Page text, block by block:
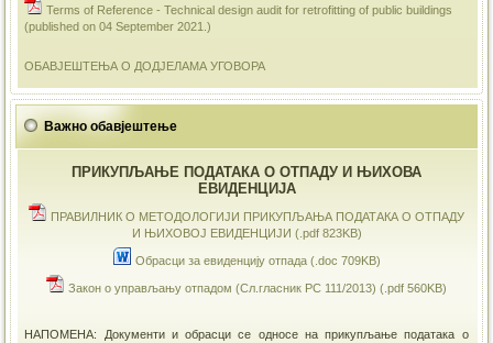
Terms of Reference - Technical design audit for retrofitting of public buildings
(published on 04 September 2021.)
ОБАВЈЕШТЕЊА О ДОДЈЕЛАМА УГОВОРА
Важно обавјештење
ПРИКУПЉАЊЕ ПОДАТАКА О ОТПАДУ И ЊИХОВА
ЕВИДЕНЦИЈА
ПРАВИЛНИК О МЕТОДОЛОГИЈИ ПРИКУПЉАЊА ПОДАТАКА О ОТПАДУ
И ЊИХОВОЈ ЕВИДЕНЦИЈИ (.pdf 823KB)
Обрасци за евиденцију отпада (.doc 709KB)
Закон о управљању отпадом (Сл.гласник РС 111/2013) (.pdf 560KB)
НАПОМЕНА: Документи и обрасци се односе на прикупљање података о